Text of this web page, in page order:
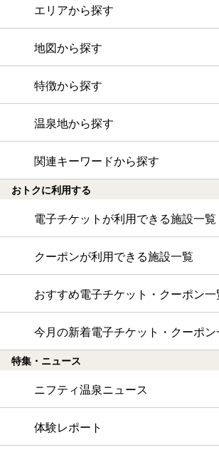
エリアから探す
地図から探す
特徴から探す
温泉地から探す
関連キーワードから探す
おトクに利用する
電子チケットが利用できる施設一覧
クーポンが利用できる施設一覧
おすすめ電子チケット・クーポン一
今月の新着電子チケット・クーポン
特集・ニュース
ニフティ温泉ニュース
体験レポート